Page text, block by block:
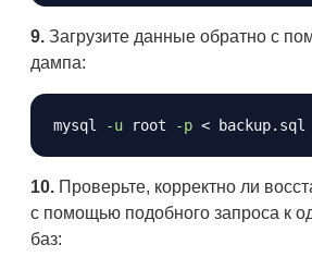
9. Загрузите данные обратно с
дампа:
mysql -u root -p <
10. Проверьте, корректно ли
с помощью подобного запроса к
баз: